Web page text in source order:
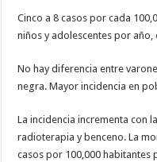
Cinco a 8 casos por cada
niños y adolescentes por año,
No hay diferencia entre
negra. Mayor incidencia en
La incidencia incrementa con
radioterapia y benceno. La
casos por 100,000 habitantes